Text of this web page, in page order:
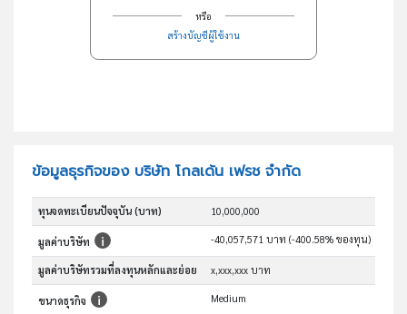
หรือ
สร้างบัญชีผู้ใช้งาน
ข้อมูลธุรกิจของ บริษัท โกลเด้น เฟรช จำกัด
ทุนจดทะเบียนปัจจุบัน (บาท) 10,000,000
มูลค่าบริษัท -40,057,571 บาท (-400.58% ของทุน)
มูลค่าบริษัทรวมที่ลงทุนหลักและย่อย x,xxx,xxx บาท
ขนาดธุรกิจ Medium